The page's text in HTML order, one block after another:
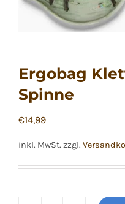
Ergobag
Spinne
€14,99
inkl. MwSt. zzgl.